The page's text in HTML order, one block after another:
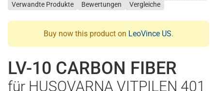
Verwandte Produkte
Bewertungen Vergleiche
Buy now this product on LeoVince US.
LV-10 CARBON FIBER
für HUSQVARNA VITPILEN 401